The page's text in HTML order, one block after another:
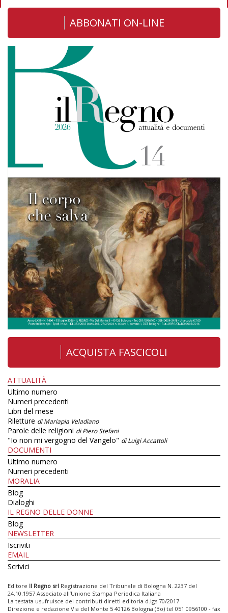
ABBONATI ON-LINE
ACQUISTA FASCICOLI
ATTUALITÀ
Ultimo numero
Numeri precedenti
Libri del mese
Riletture di Mariapia Veladiano
Parole delle religioni di Piero Stefani
"Io non mi vergogno del Vangelo" di Luigi Accattoli
DOCUMENTI
Ultimo numero
Numeri precedenti
MORALIA
Blog
Dialoghi
IL REGNO DELLE DONNE
Blog
NEWSLETTER
Iscriviti
EMAIL
Scrivici
Editore Il Regno srl Registrazione del Tribunale di Bologna N. 2237 del
24.10.1957 Associato all’Unione Stampa Periodica Italiana
La testata usufruisce dei contributi diretti editoria d.lgs 70/2017
Direzione e redazione Via del Monte 5 40126 Bologna (Bo) tel 051 0956100 - fax